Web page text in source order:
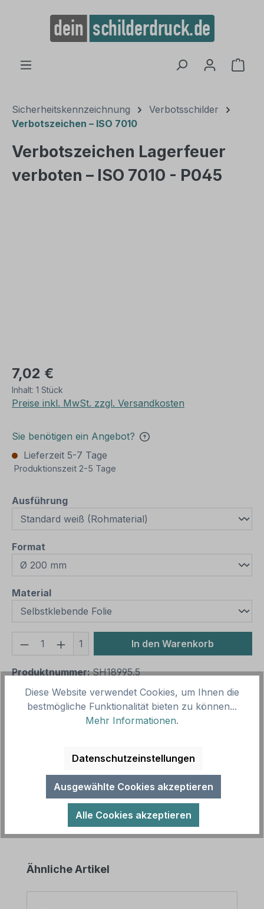
springen
Sicherheitskennzeichnung
Verbotsschilder
Verbotszeichen – ISO 7010
Verbotszeichen Lagerfeuer
verboten – ISO 7010 - P045
7,02 €
Inhalt: 1 Stück
Preise inkl. MwSt. zzgl. Versandkosten
Sie benötigen ein Angebot?
Lieferzeit 5-7 Tage
Produktionszeit 2-5 Tage
Ausführungauswählen
Format
Materialauswählen
Produkt Anzahl: Gib den
1 In den Warenkorb
Produktnummer:SH18995.5
Vorlagenummer:
ISO 7010 - P045
nach ISO 7010 und ASR A 1.3 (2013) – weist darauf
hin, dass ein bestimmtes…Mehr
Produktgalerie überspringen
Ähnliche Artikel
Diese Website verwendet Cookies, um Ihnen die
bestmögliche Funktionalität bieten zu können...
Mehr Informationen.
Datenschutzeinstellungen
Ausgewählte Cookies akzeptieren
Alle Cookies akzeptieren